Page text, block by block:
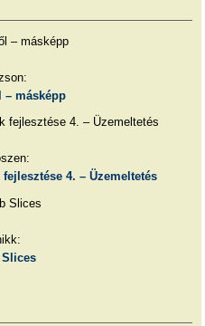
– másképp
4. – Üzemeltetés
Slices